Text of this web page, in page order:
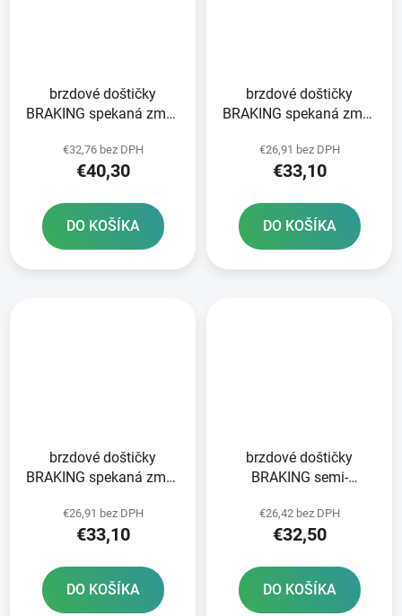
brzdové doštičky
BRAKING spekaná zmes
€32,76 bez DPH
€40,30
DO KOŠÍKA
brzdové doštičky
BRAKING spekaná zmes
€26,91 bez DPH
€33,10
DO KOŠÍKA
brzdové doštičky
BRAKING spekaná zmes
€26,91 bez DPH
€33,10
DO KOŠÍKA
brzdové doštičky
BRAKING semi-
ks v balení
€26,42 bez DPH
€32,50
DO KOŠÍKA